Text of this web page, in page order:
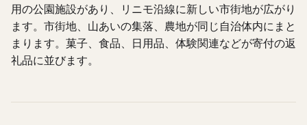
用の公園施設があり、リニモ沿線に新しい市街地が広がり
ます。市街地、山あいの集落、農地が同じ自治体内にまと
まります。菓子、食品、日用品、体験関連などが寄付の返
礼品に並びます。